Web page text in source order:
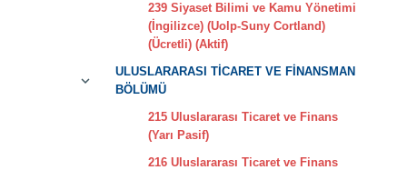
239 Siyaset Bilimi ve Kamu Yönetimi
(İngilizce) (Uolp-Suny Cortland)
(Ücretli) (Aktif)
ULUSLARARASI TİCARET VE FİNANSMAN
BÖLÜMÜ
215 Uluslararası Ticaret ve Finans
(Yarı Pasif)
216 Uluslararası Ticaret ve Finans